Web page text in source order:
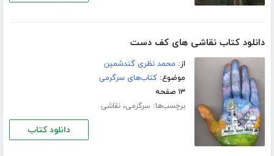
دانلود کتاب نقاشی های کف دست
از: محمد نظری گندشمین
موضوع:کتاب‌های سرگرمی
۱۳ صفحه
برچسب‌ها: سرگرمی،نقاشی
دانلود کتاب